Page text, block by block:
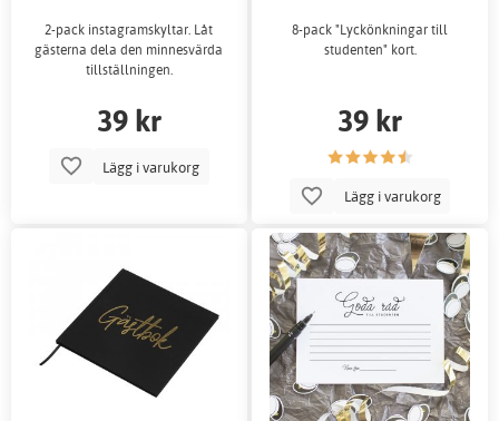
2-pack instagramskyltar. Låt
gästerna dela den minnesvärda
tillställningen.
39 kr
Lägg i varukorg
8-pack "Lyckönkningar till
studenten" kort.
39 kr
Lägg i varukorg